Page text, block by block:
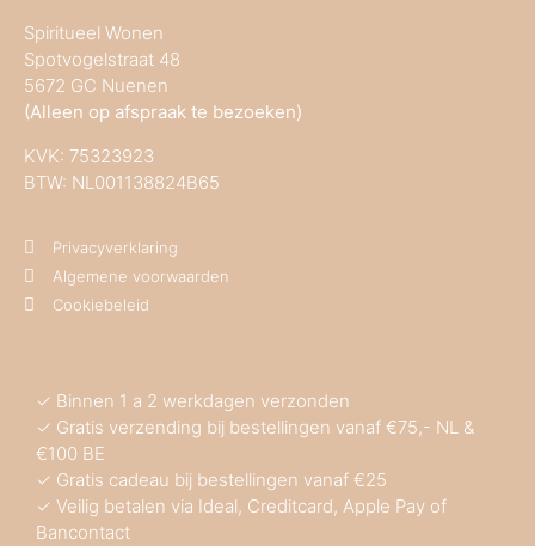
Spiritueel Wonen
Spotvogelstraat 48
5672 GC Nuenen
(Alleen op afspraak te bezoeken)
KVK: 75323923
BTW: NL001138824B65
Privacyverklaring
Algemene voorwaarden
Cookiebeleid
✓ Binnen 1 a 2 werkdagen verzonden
✓ Gratis verzending bij bestellingen vanaf €75,- NL &
€100 BE
✓ Gratis cadeau bij bestellingen vanaf €25
✓ Veilig betalen via Ideal, Creditcard, Apple Pay of
Bancontact